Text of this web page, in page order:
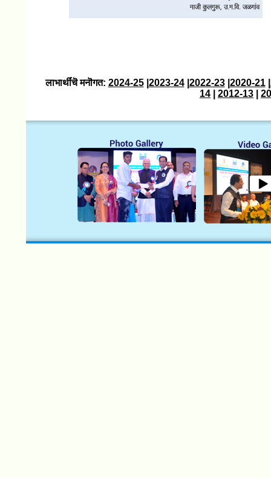
लाभार्थींचॆ मनॊगत: 2024-25| 2023-24| 2022-23| 2020-21|
14
2012-13